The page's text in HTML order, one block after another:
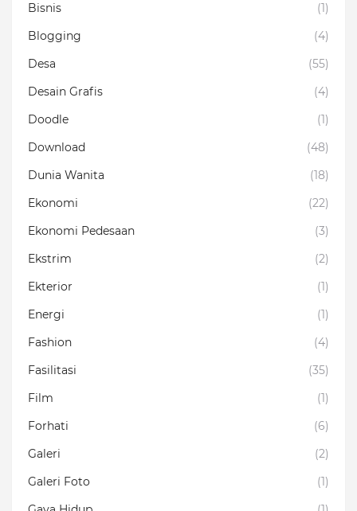
Bisnis
(1)
Blogging
(4)
Desa
(55)
Desain Grafis
(4)
Doodle
(1)
Download
(48)
Dunia Wanita
(18)
Ekonomi
(22)
Ekonomi Pedesaan
(3)
Ekstrim
(2)
Ekterior
(1)
Energi
(1)
Fashion
(4)
Fasilitasi
(35)
Film
(1)
Forhati
(6)
Galeri
(2)
Galeri Foto
(1)